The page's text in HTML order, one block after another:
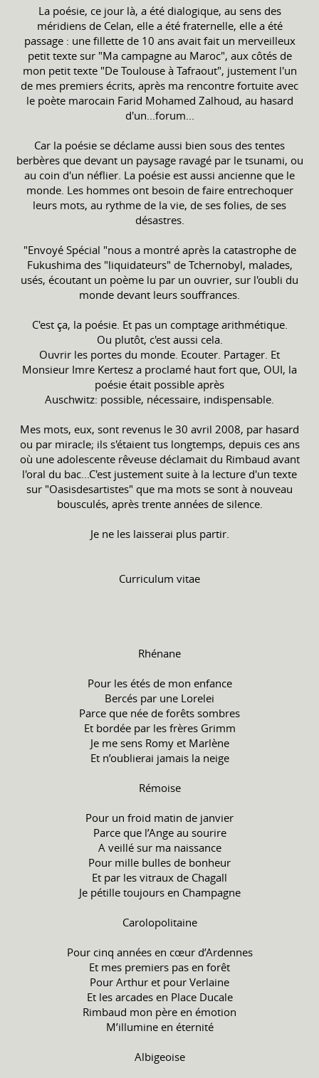
La poésie, ce jour là, a été dialogique, au sens des
méridiens de Celan, elle a été fraternelle, elle a été
passage : une fillette de 10 ans avait fait un merveilleux
petit texte sur "Ma campagne au Maroc", aux côtés de
mon petit texte "De Toulouse à Tafraout", justement l'un
de mes premiers écrits, après ma rencontre fortuite avec
le poète marocain Farid Mohamed Zalhoud, au hasard
d'un...forum...
Car la poésie se déclame aussi bien sous des tentes
berbères que devant un paysage ravagé par le tsunami, ou
au coin d'un néflier. La poésie est aussi ancienne que le
monde. Les hommes ont besoin de faire entrechoquer
leurs mots, au rythme de la vie, de ses folies, de ses
désastres.
"Envoyé Spécial "nous a montré après la catastrophe de
Fukushima des "liquidateurs" de Tchernobyl, malades,
usés, écoutant un poème lu par un ouvrier, sur l'oubli du
monde devant leurs souffrances.
C'est ça, la poésie. Et pas un comptage arithmétique.
Ou plutôt, c'est aussi cela.
Ouvrir les portes du monde. Ecouter. Partager. Et
Monsieur Imre Kertesz a proclamé haut fort que, OUI, la
poésie était possible après
Auschwitz: possible, nécessaire, indispensable.
Mes mots, eux, sont revenus le 30 avril 2008, par hasard
ou par miracle; ils s'étaient tus longtemps, depuis ces ans
où une adolescente rêveuse déclamait du Rimbaud avant
l'oral du bac...C'est justement suite à la lecture d'un texte
sur "Oasisdesartistes" que ma mots se sont à nouveau
bousculés, après trente années de silence.
Je ne les laisserai plus partir.
Curriculum vitae
Rhénane
Pour les étés de mon enfance
Bercés par une Lorelei
Parce que née de forêts sombres
Et bordée par les frères Grimm
Je me sens Romy et Marlène
Et n’oublierai jamais la neige
Rémoise
Pour un froid matin de janvier
Parce que l’Ange au sourire
A veillé sur ma naissance
Pour mille bulles de bonheur
Et par les vitraux de Chagall
Je pétille toujours en Champagne
Carolopolitaine
Pour cinq années en cœur d’Ardennes
Et mes premiers pas en forêt
Pour Arthur et pour Verlaine
Et les arcades en Place Ducale
Rimbaud mon père en émotion
M’illumine en éternité
Albigeoise